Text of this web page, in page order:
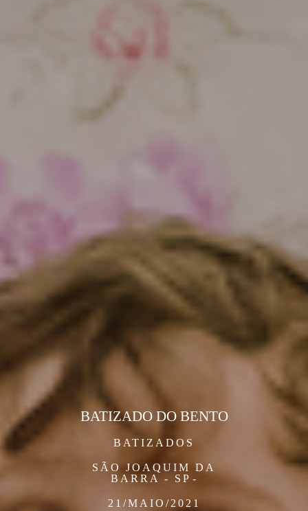
BATIZADOS
SÃO JOAQUIM DA
BARRA - SP
21/MAIO/2021
BATIZADO DO BENTO